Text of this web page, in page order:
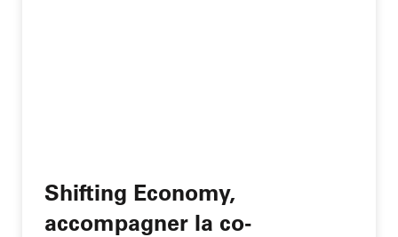
Shifting Economy,
accompagner la co-